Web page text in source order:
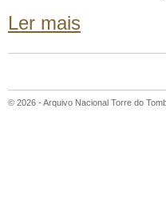
Ler mais
© 2026 - Arquivo Nacional Torre do